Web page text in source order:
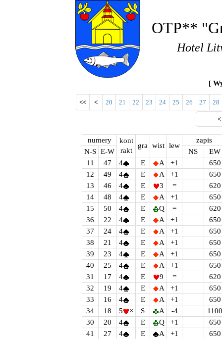
OTP**
Hotel
[
<< < 20 21 22 23 24 25 26 27 28
<
numery
kont
rakt
gra wist lew
zapis
N-S E-W NS
EW
11
47 4 E A +1
650
12
49 4 E A +1
650
13
46 4 E 3 =
620
14
48 4 E A +1
650
15
50 4 E Q =
620
36
22 4 E A +1
650
37
24 4 E A +1
650
38
21 4 E A +1
650
39
23 4 E A +1
650
40
25 4 E A +1
650
31
17 4 E 9 =
620
32
19 4 E A +1
650
33
16 4 E A +1
650
34
18 5 × S A -4
1100
30
20 4 E Q +1
650
41
27 4 E A +1
650